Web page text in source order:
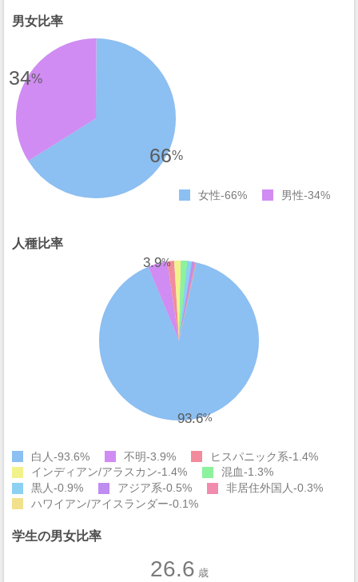
男女比率
66%
34%
女性 66% 男性 34%
人種比率
93.6%
3.9%
白人 93.6% 不明 3.9% ヒスパニック系 1.4%
インディアン/アラスカン 1.4% 混血 1.3%
黒人 0.9% アジア系 0.5% 非居住外国人 0.3%
ハワイアン/アイスランダー 0.1%
学生の男女比率
26.6 歳